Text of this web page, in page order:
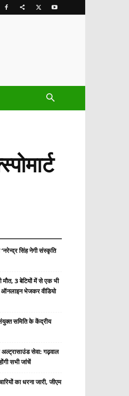
सिंह नेगी संस्कृति
मौत, 3 बेटियों में से एक भी
भेजकर वीडियो
समिति के केंद्रीय
सेवा: गढ़वाल
सभी जांचें
का धरना जारी, जीएम